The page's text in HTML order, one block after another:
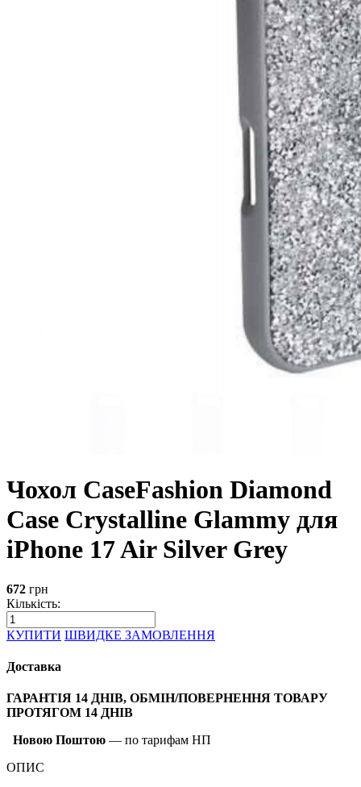
Чохол CaseFashion Diamond
Case Crystalline Glammy для
iPhone 17 Air Silver Grey
672 грн
Кількість:
КУПИТИ ШВИДКЕ ЗАМОВЛЕННЯ
Доставка
ГАРАНТІЯ 14 ДНІВ, ОБМІН/ПОВЕРНЕННЯ ТОВАРУ
ПРОТЯГОМ 14 ДНІВ
Новою Поштою — по тарифам НП
ОПИС